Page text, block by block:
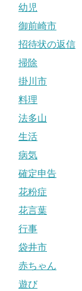
幼児
御前崎市
招待状の返信
掃除
掛川市
料理
法多山
生活
病気
確定申告
花粉症
花言葉
行事
袋井市
赤ちゃん
遊び